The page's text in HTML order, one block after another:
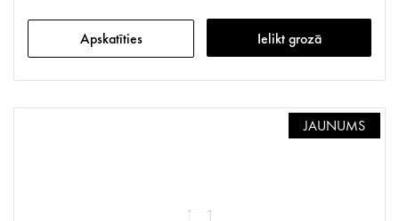
Apskatīties Ielikt grozā
JAUNUMS